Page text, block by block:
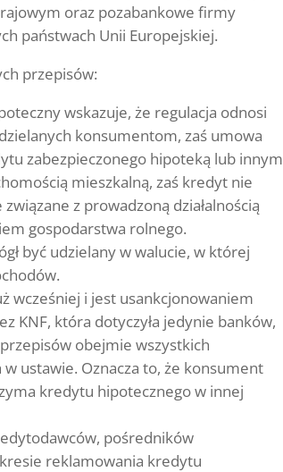
oraz pozabankowe firmy
państwach Unii Europejskiej.
przepisów:
wskazuje, że regulacja odnosi
konsumentom, zaś umowa
zabezpieczonego hipoteką lub innym
mieszkalną, zaś kredyt nie
z prowadzoną działalnością
gospodarstwa rolnego.
być udzielany w walucie, w której
wcześniej i jest usankcjonowaniem
KNF, która dotyczyła jedynie banków,
obejmie wszystkich
ustawie. Oznacza to, że konsument
kredytu hipotecznego w innej
pośredników
reklamowania kredytu